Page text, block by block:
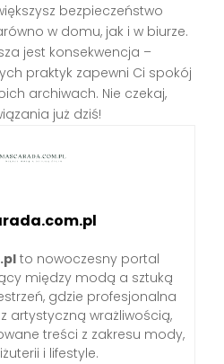
bezpieczeństwo
w domu, jak i w biurze.
jest konsekwencja –
praktyk zapewni Ci spokój
archiwach. Nie czekaj,
już dziś!
to nowoczesny portal
między modą a sztuką
gdzie profesjonalna
artystyczną wrażliwością,
treści z zakresu mody,
i lifestyle.